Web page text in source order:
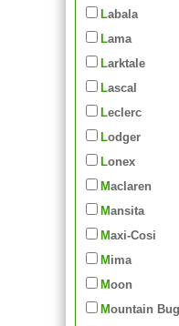
Labala
Lama
Larktale
Lascal
Leclerc
Lodger
Lonex
Maclaren
Mansita
Maxi-Cosi
Mima
Moon
Mountain